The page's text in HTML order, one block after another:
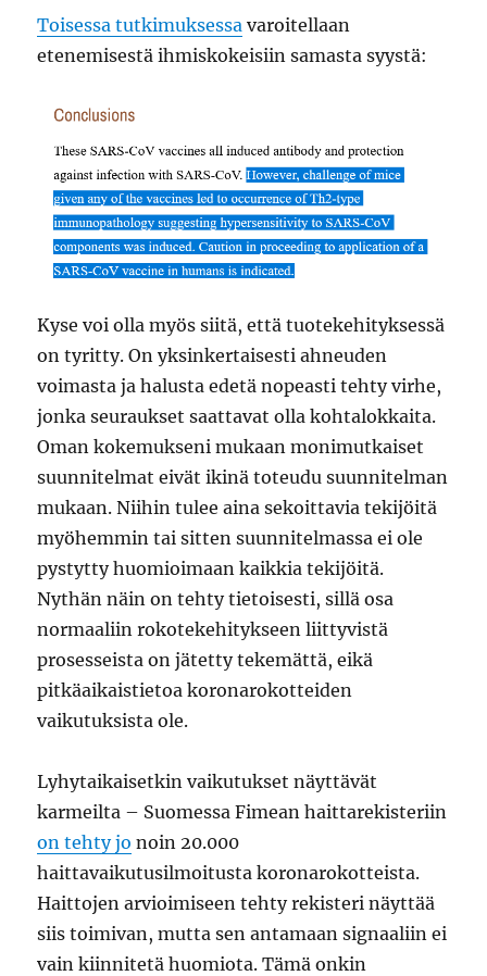
Toisessa tutkimuksessa varoitellaan
etenemisestä ihmiskokeisiin samasta syystä:
Kyse voi olla myös siitä, että tuotekehityksessä
on tyritty. On yksinkertaisesti ahneuden
voimasta ja halusta edetä nopeasti tehty virhe,
jonka seuraukset saattavat olla kohtalokkaita.
Oman kokemukseni mukaan monimutkaiset
suunnitelmat eivät ikinä toteudu suunnitelman
mukaan. Niihin tulee aina sekoittavia tekijöitä
myöhemmin tai sitten suunnitelmassa ei ole
pystytty huomioimaan kaikkia tekijöitä.
Nythän näin on tehty tietoisesti, sillä osa
normaaliin rokotekehitykseen liittyvistä
prosesseista on jätetty tekemättä, eikä
pitkäaikaistietoa koronarokotteiden
vaikutuksista ole.
Lyhytaikaisetkin vaikutukset näyttävät
karmeilta – Suomessa Fimean haittarekisteriin
on tehty jo noin 20.000
haittavaikutusilmoitusta koronarokotteista.
Haittojen arvioimiseen tehty rekisteri näyttää
siis toimivan, mutta sen antamaan signaaliin ei
vain kiinnitetä huomiota. Tämä onkin